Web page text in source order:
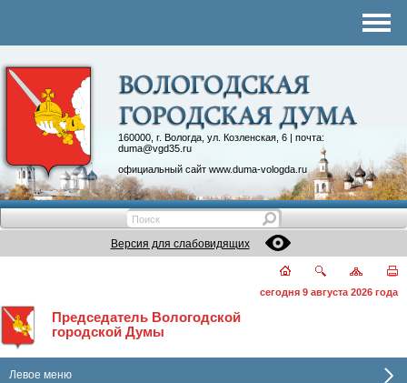
160000, г. Вологда, ул. Козленская, 6 | почта:
duma@vgd35.ru
официальный сайт www.duma-vologda.ru
Контакты
Депутатские объединения
Версия для слабовидящих
сегодня 9 августа 2026 года
Председатель Вологодской
городской Думы
Левое меню